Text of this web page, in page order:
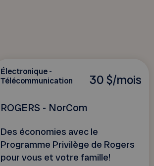
30 $/mois
Électronique -
Télécommunication
ROGERS - NorCom
Des économies avec le
Programme Privilège de Rogers
pour vous et votre famille!